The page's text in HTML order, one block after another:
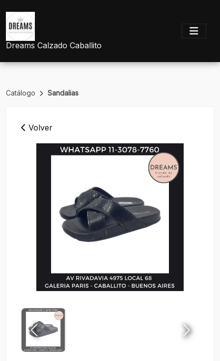
Dreams Calzado Caballito
Catálogo Sandalias
Volver